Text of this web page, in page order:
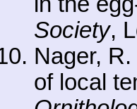
Society,
Nager,
of local